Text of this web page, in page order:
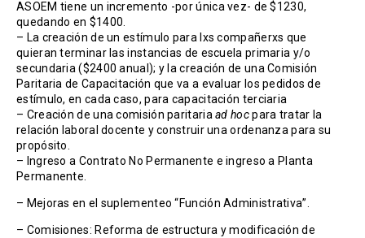
ASOEM tiene un incremento -por única vez- de $1230,
quedando en $1400.
– La creación de un estímulo para lxs compañerxs que
quieran terminar las instancias de escuela primaria y/o
secundaria ($2400 anual); y la creación de una Comisión
Paritaria de Capacitación que va a evaluar los pedidos de
estímulo, en cada caso, para capacitación terciaria
– Creación de una comisión paritariaad hocpara tratar la
relación laboral docente y construir una ordenanza para su
propósito.
– Ingreso a Contrato No Permanente e ingreso a Planta
Permanente.
– Mejoras en el suplementeo “Función Administrativa”.
– Comisiones: Reforma de estructura y modificación de